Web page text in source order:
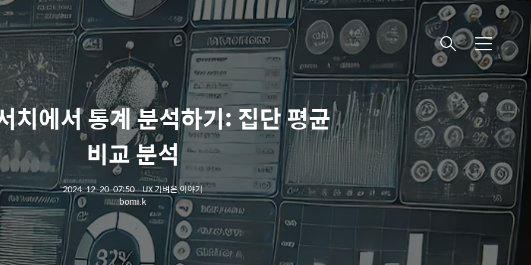
메뉴
치에서 통계 분석하기: 집단 평균
비교 분석
2024. 12. 20. 07:50ㆍUX 가벼운 이야기
bomi.k